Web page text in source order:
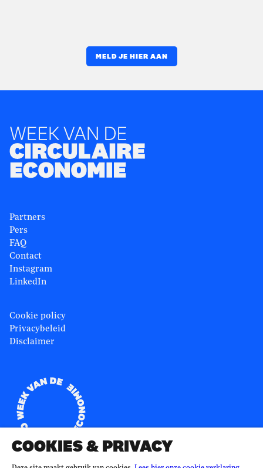
MELD JE HIER AAN
Partners
Pers
FAQ
Contact
Instagram
LinkedIn
Cookie policy
Privacybeleid
Disclaimer